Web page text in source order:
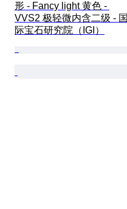
形 - Fancy light 黄色 -
VVS2 极轻微内含二级 - 国
际宝石研究院（IGI）